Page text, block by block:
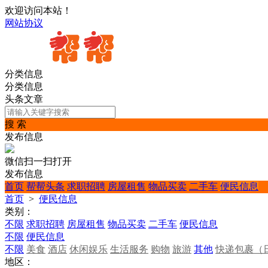
欢迎访问本站！
网站协议
分类信息
分类信息
头条文章
搜 索
发布信息
微信扫一扫打开
发布信息
首页 帮帮头条 求职招聘 房屋租售 物品买卖 二手车 便民信息
首页 > 便民信息
类别：
不限 求职招聘 房屋租售 物品买卖 二手车 便民信息
不限 便民信息
不限 美食 酒店 休闲娱乐 生活服务 购物 旅游 其他 快递包裹（
地区：